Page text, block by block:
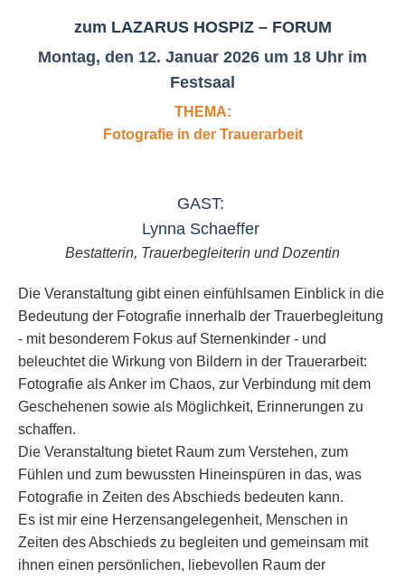
zum LAZARUS HOSPIZ – FORUM
Montag, den 12. Januar 2026 um 18 Uhr im
Festsaal
THEMA:
Fotografie in der Trauerarbeit
GAST:
Lynna Schaeffer
Bestatterin, Trauerbegleiterin und Dozentin
Die Veranstaltung gibt einen einfühlsamen Einblick in die
Bedeutung der Fotografie innerhalb der Trauerbegleitung
- mit besonderem Fokus auf Sternenkinder - und
beleuchtet die Wirkung von Bildern in der Trauerarbeit:
Fotografie als Anker im Chaos, zur Verbindung mit dem
Geschehenen sowie als Möglichkeit, Erinnerungen zu
schaffen.
Die Veranstaltung bietet Raum zum Verstehen, zum
Fühlen und zum bewussten Hineinspüren in das, was
Fotografie in Zeiten des Abschieds bedeuten kann.
Es ist mir eine Herzensangelegenheit, Menschen in
Zeiten des Abschieds zu begleiten und gemeinsam mit
ihnen einen persönlichen, liebevollen Raum der